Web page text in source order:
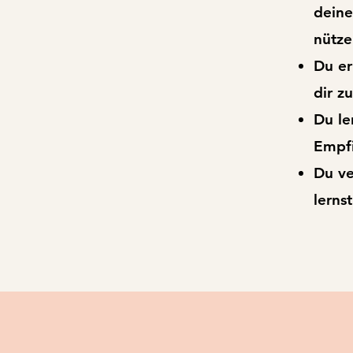
Du
dir
Du
Du